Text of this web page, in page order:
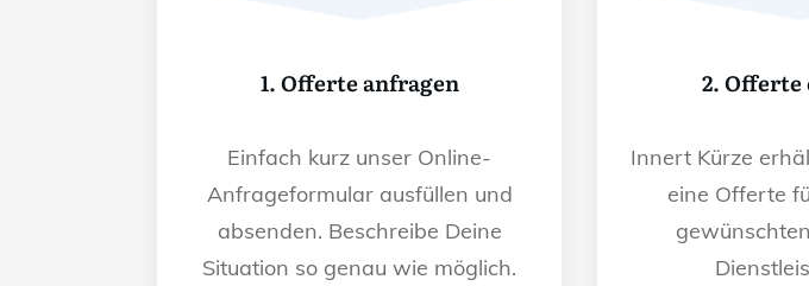
1. Offerte anfragen
Einfach kurz unser Online-
Anfrageformular ausfüllen und
absenden. Beschreibe Deine
Situation so genau wie möglich.
2.
Innert Kürze
eine Offerte